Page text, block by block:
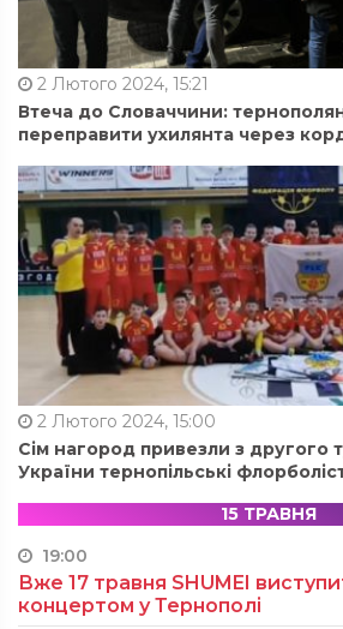
2 Лютого 2024, 15:21
Втеча до Словаччини:
переправити ухилянта через
2 Лютого 2024, 15:00
Сім нагород привезли з другого
України тернопільські
15 ТРАВНЯ
19:00
Вже 17 травня SHUMEI
концертом у Тернополі